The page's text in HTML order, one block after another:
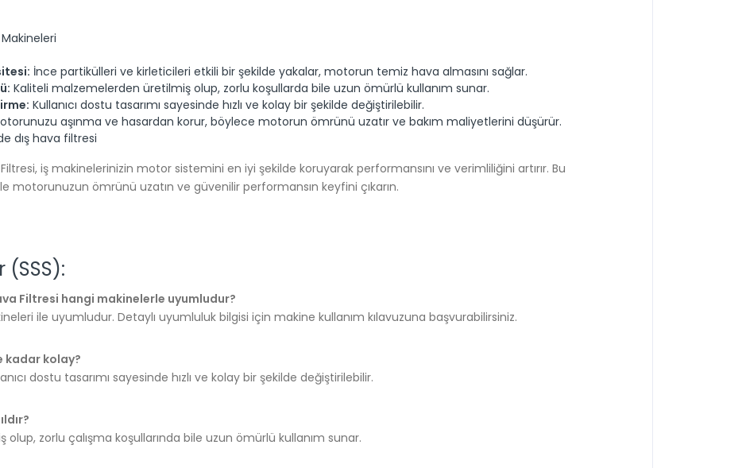
Makineleri
İnce partikülleri ve kirleticileri etkili bir şekilde yakalar, motorun temiz hava almasını sağlar.
Kaliteli malzemelerden üretilmiş olup, zorlu koşullarda bile uzun ömürlü kullanım sunar.
Kullanıcı dostu tasarımı sayesinde hızlı ve kolay bir şekilde değiştirilebilir.
aşınma ve hasardan korur, böylece motorun ömrünü uzatır ve bakım maliyetlerini düşürür.
dış hava filtresi
iş makinelerinizin motor sistemini en iyi şekilde koruyarak performansını ve verimliliğini artırır. Bu
motorunuzun ömrünü uzatın ve güvenilir performansın keyfini çıkarın.
(SSS):
Filtresi hangi makinelerle uyumludur?
ile uyumludur. Detaylı uyumluluk bilgisi için makine kullanım kılavuzuna başvurabilirsiniz.
kadar kolay?
dostu tasarımı sayesinde hızlı ve kolay bir şekilde değiştirilebilir.
zorlu çalışma koşullarında bile uzun ömürlü kullanım sunar.